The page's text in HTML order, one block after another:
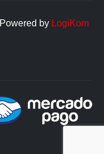
Powered by LogiKom